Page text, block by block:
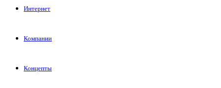
Интернет
Компании
Концепты